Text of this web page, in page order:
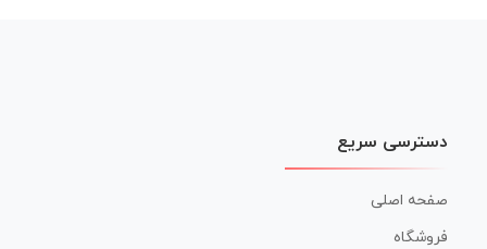
دسترسی سریع
صفحه اصلی
فروشگاه